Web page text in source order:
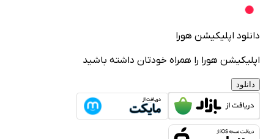
اپلیکیشن هورا
هورا را همراه خودتان داشته باشید
دانلود